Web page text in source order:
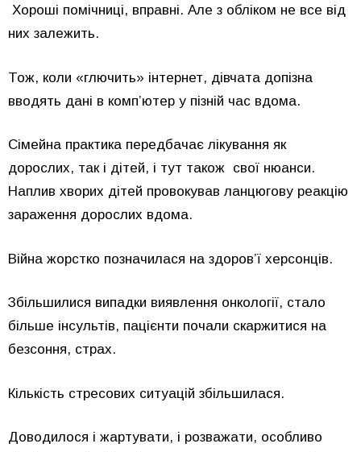
Хороші помічниці, вправні. Але з обліком не все від
них залежить.
Тож, коли «глючить» інтернет, дівчата допізна
вводять дані в комп’ютер у пізній час вдома.
Сімейна практика передбачає лікування як
дорослих, так і дітей, і тут також свої нюанси.
Наплив хворих дітей провокував ланцюгову реакцію
зараження дорослих вдома.
Війна жорстко позначилася на здоров’ї херсонців.
Збільшилися випадки виявлення онкології, стало
більше інсультів, пацієнти почали скаржитися на
безсоння, страх.
Кількість стресових ситуацій збільшилася.
Доводилося і жартувати, і розважати, особливо